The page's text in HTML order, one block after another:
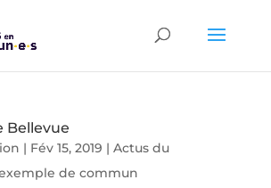
Bellevue
| Fév 15, 2019 | Actus du
de commun